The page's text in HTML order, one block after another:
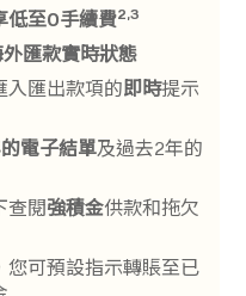
低至0手續費2,3
匯款實時狀態
入匯出款項的即時提示
電子結單及過去2年的
查閱強積金供款和拖欠
您可預設指示轉賬至已